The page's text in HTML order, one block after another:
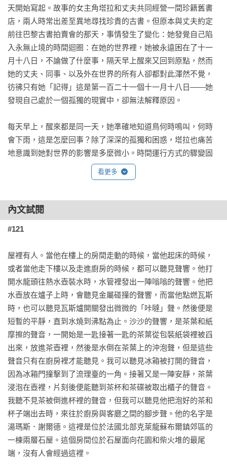
天開始寫起。故事的女主角塔拉和丈夫共同經營一間珍籍舊書
店，兩人時常出差至異地尋找珍貴的古書。但原本與丈夫約定
前往巴黎古書拍賣會的那天，事情發生了變化：她發覺自己陷
入永無止境的時間迴圈：在她的世界裡，她被永遠困在了十一
月十八日，不論做了什麼事，隔天早上醒來又回到原點，然而
她的丈夫、同事、以及外在世界的所有人卻都對此渾然不覺，
彷彿只有她「記得」這是第一百二十一個十一月十八日——她
發現自己處於一個孤獨的現實中，卻無法解釋原因。
每天早上，醒來都是同一天，她準確地知道鳥何時鳴叫，何時
會下雨，這是怎麼回事？除了深深的孤獨和困惑，塔拉也痛苦
地意識到她對世界的影響是多麼微小。時間運行方式的驟變固
然令人不安，但最令塔拉惶恐的是不知其由，於是儘管徒勞無
功，她仍在每個周而復始的十一月十八日裡做著與前一日不同
迴圈的破綻……
在第一冊中，塔拉描述了她不斷循環的巴黎之旅，記錄著那些
事，在巴黎受的傷慢慢痊癒，有些東西卻在一夕之間消失了
——如何記得這一切？她決定開始寫日記。故事結束在讓讀者
驚異之處：她似乎找到了逃脫時間迴圈的方法。
在第二冊中，塔拉決定利用她的「時間迴圈」遊歷歐洲各地，
試圖在循環中體驗四季的變化。奇怪的是，她似乎遇到了另一
個同樣陷入了時光迴圈的人……
幕後花絮
二〇二〇年，丹麥作家索爾薇・拜勒自費出版了一系列名為
《脫逃時光迴圈》的文學小說，以極簡寫實的筆法勾勒主角被
困在時間迴圈的心境，不僅探討時間的概念，也反思存在的意
義。這套龐大的七部曲寫作計畫，甫推出三本便在丹麥引起極
大迴響，獲頒二〇二二北歐理事會文學獎（相當於北歐的諾貝
爾文學獎），英語版推出一二冊即入圍二〇二四年的美國國家
書卷獎（同年由楊雙子《臺灣漫遊錄》獲獎），並入圍二〇二
看更多
內文試閱
#121
屋裡有人。當他在樓上的房間走動的時候，當他起床的時候，
或者當他走下樓以及走進廚房的時候，都可以聽見聲響。他打
開水龍頭往熱水壺裝水時，水管裡發出一陣嗡嗡的聲響。他把
水壺放在爐子上時，會聽見金屬碰撞的聲響，而當他點燃瓦斯
時，也可以聽見瓦斯爐開關發出微微的「咔噠」聲。然後便是
短暫的平靜，直到水燒到沸點為止。沙沙的聲響，是茶葉和紙
摩擦的聲音，一開始是一匙接著一匙的茶葉從包裝紙袋裡被舀
出來，放進茶壺裡，然後是水倒在茶葉上的沖泡聲，但是這些
聲音只有在廚房裡才能聽見。我可以聽見冰箱被打開的聲音，
因為冰箱門撞擊到了流理臺的一角。接著又是一陣安靜，茶葉
浸泡在壺裡，片刻後便能聽到茶杯和茶碟被取出櫃子的聲音。
我聽不見茶被倒進杯裡的聲音，但我可以聽見他把泡好的茶和
杯子端出去時，來往於廚房與客廳之間的腳步聲。他的名字是
湯瑪斯．謝爾德。這裡是位於法國北部克萊龍蘇布爾鎮郊區的
一棟兩層石屋。這個房間位於石屋面向花園和柴火堆的最尾
端，沒有人會經過這裡。